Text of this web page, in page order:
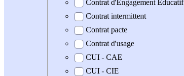
Contrat d'Engagement Educatif
Contrat intermittent
Contrat pacte
Contrat d'usage
CUI - CAE
CUI - CIE